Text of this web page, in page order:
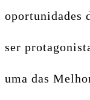
oportunidades
ser
uma das